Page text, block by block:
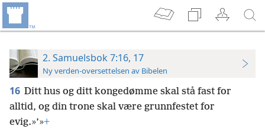
2. Samuelsbok 7:16, 17
Ny verden-oversettelsen av Bibelen
16 Ditt hus og ditt kongedømme skal stå fast for
alltid, og din trone skal være grunnfestet for
evig.»’»+